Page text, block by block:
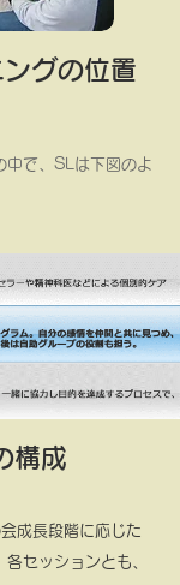
グの位置
中で、SLは下図のよ
構成
成長段階に応じた
各セッションとも、